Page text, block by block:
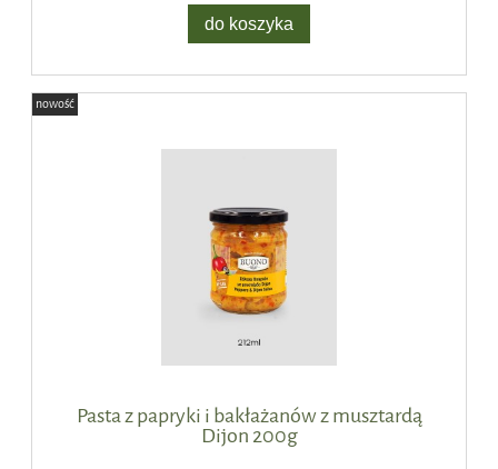
do koszyka
Pasta z papryki i bakłażanów z musztardą
Dijon 200g
nowość